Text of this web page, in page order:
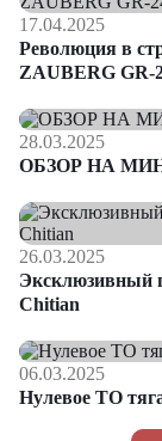
17.04.2025
Революция в
ZAUBERG GR-
28.03.2025
ОБЗОР НА
26.03.2025
Эксклюзивный
Chitian
06.03.2025
Нулевое ТО